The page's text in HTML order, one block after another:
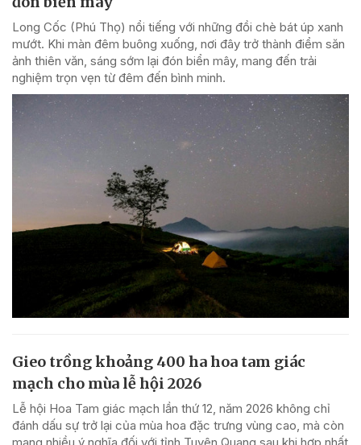
Long Cốc (Phú Thọ) nổi tiếng với những đồi chè bát úp xanh
mướt. Khi màn đêm buông xuống, nơi đây trở thành điểm săn
ảnh thiên văn, sáng sớm lại đón biển mây, mang đến trải
nghiệm trọn vẹn từ đêm đến bình minh.
Gieo trồng khoảng 400 ha hoa tam giác
mạch cho mùa lễ hội 2026
Lễ hội Hoa Tam giác mạch lần thứ 12, năm 2026 không chỉ
đánh dấu sự trở lại của mùa hoa đặc trưng vùng cao, mà còn